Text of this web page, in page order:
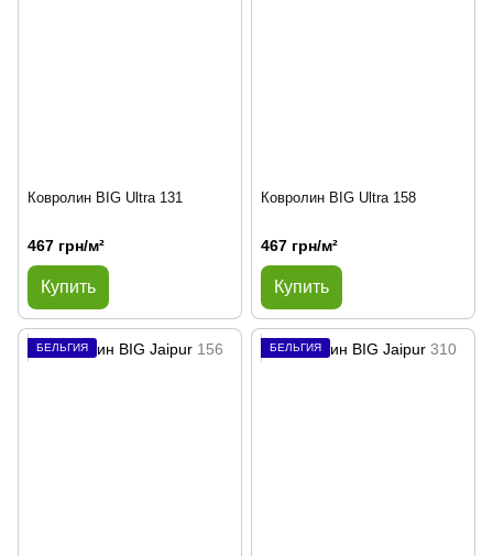
Ковролин BIG Ultra 131
467 грн/м²
Купить
Ковролин BIG Ultra 158
467 грн/м²
Купить
БЕЛЬГИЯ БЕЛЬГИЯ